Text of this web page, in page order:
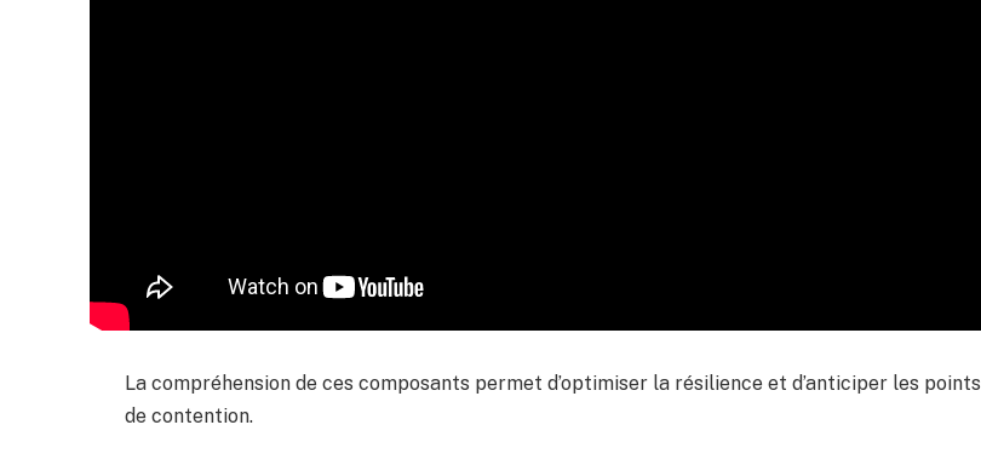
La compréhension de ces composants permet d’optimiser la résilience et d’anticiper les points
de contention.